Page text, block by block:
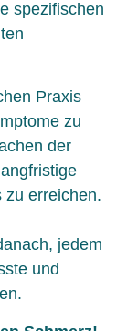
spezifischen
Praxis
zu
der
zu erreichen.
jedem
und